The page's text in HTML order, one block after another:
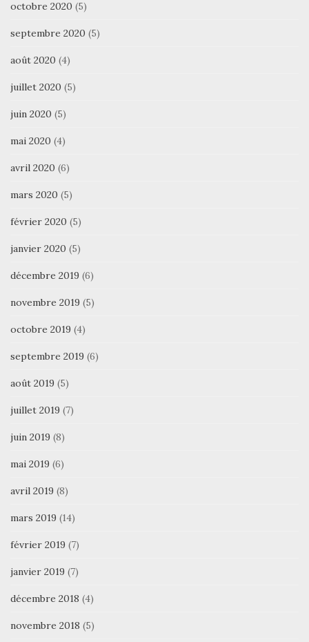
octobre 2020 (5)
septembre 2020 (5)
août 2020 (4)
juillet 2020 (5)
juin 2020 (5)
mai 2020 (4)
avril 2020 (6)
mars 2020 (5)
février 2020 (5)
janvier 2020 (5)
décembre 2019 (6)
novembre 2019 (5)
octobre 2019 (4)
septembre 2019 (6)
août 2019 (5)
juillet 2019 (7)
juin 2019 (8)
mai 2019 (6)
avril 2019 (8)
mars 2019 (14)
février 2019 (7)
janvier 2019 (7)
décembre 2018 (4)
novembre 2018 (5)